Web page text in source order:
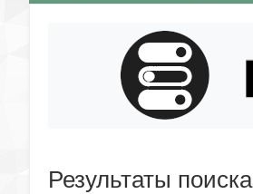
Результаты поиска